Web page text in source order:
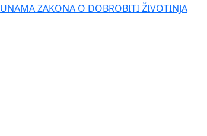
ZAKONA O DOBROBITI ŽIVOTINJA